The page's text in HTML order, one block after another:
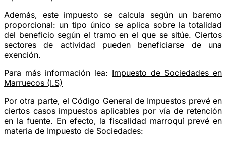
Además, este impuesto se calcula según un baremo
proporcional: un tipo único se aplica sobre la totalidad
del beneficio según el tramo en el que se sitúe. Ciertos
sectores de actividad pueden beneficiarse de una
exención.
Para más información lea: Impuesto de Sociedades en
Marruecos (I.S)
Por otra parte, el Código General de Impuestos prevé en
ciertos casos impuestos aplicables por vía de retención
en la fuente. En efecto, la fiscalidad marroquí prevé en
materia de Impuesto de Sociedades: